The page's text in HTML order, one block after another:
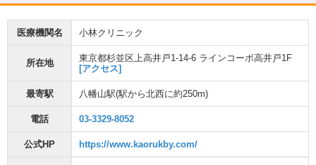
医療機関名 小林クリニック
所在地
東京都杉並区上高井戸1-14-6 ラインコーポ高井戸1F
[アクセス]
最寄駅 八幡山駅(駅から北西に約250m)
電話 03-3329-8052
公式HP https://www.kaorukby.com/